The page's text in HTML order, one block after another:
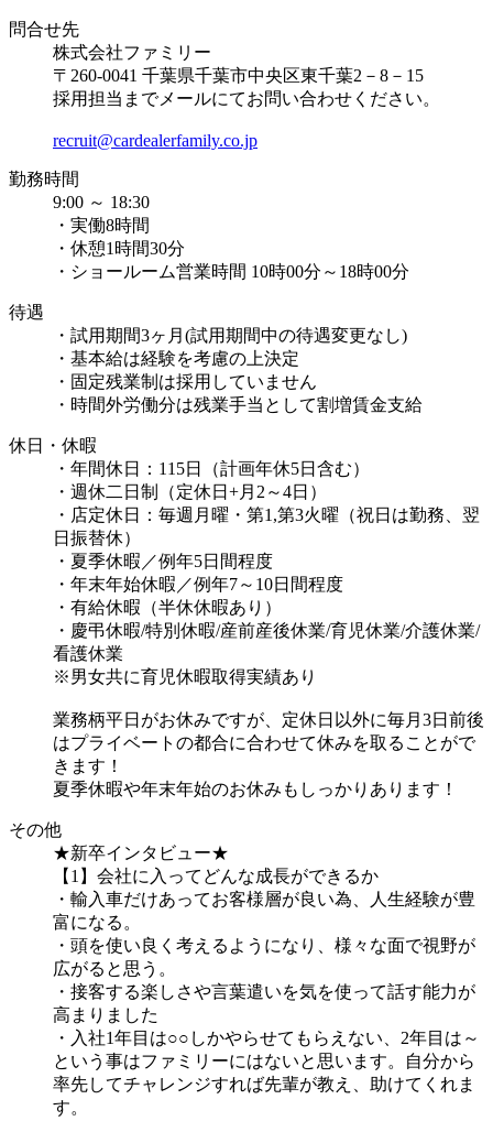
問合せ先
株式会社ファミリー
〒260-0041 千葉県千葉市中央区東千葉2－8－15
採用担当までメールにてお問い合わせください。
recruit@cardealerfamily.co.jp
勤務時間
9:00 ～ 18:30
・実働8時間
・休憩1時間30分
・ショールーム営業時間 10時00分～18時00分
待遇
・試用期間3ヶ月(試用期間中の待遇変更なし)
・基本給は経験を考慮の上決定
・固定残業制は採用していません
・時間外労働分は残業手当として割増賃金支給
休日・休暇
・年間休日：115日（計画年休5日含む）
・週休二日制（定休日+月2～4日）
・店定休日：毎週月曜・第1,第3火曜（祝日は勤務、翌
日振替休）
・夏季休暇／例年5日間程度
・年末年始休暇／例年7～10日間程度
・有給休暇（半休休暇あり）
・慶弔休暇/特別休暇/産前産後休業/育児休業/介護休業/
看護休業
※男女共に育児休暇取得実績あり
業務柄平日がお休みですが、定休日以外に毎月3日前後
はプライベートの都合に合わせて休みを取ることがで
きます！
夏季休暇や年末年始のお休みもしっかりあります！
その他
★新卒インタビュー★
【1】会社に入ってどんな成長ができるか
・輸入車だけあってお客様層が良い為、人生経験が豊
富になる。
・頭を使い良く考えるようになり、様々な面で視野が
広がると思う。
・接客する楽しさや言葉遣いを気を使って話す能力が
高まりました
・入社1年目は○○しかやらせてもらえない、2年目は～
という事はファミリーにはないと思います。自分から
率先してチャレンジすれば先輩が教え、助けてくれま
す。